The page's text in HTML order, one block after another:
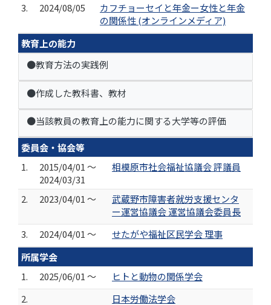
3.
2024/08/05
カフチョーセイと年金ー女性と年金
の関係性 (オンラインメディア)
教育上の能力
●教育方法の実践例
●作成した教科書、教材
●当該教員の教育上の能力に関する大学等の評価
委員会・協会等
1.
2015/04/01 ～
2024/03/31
相模原市社会福祉協議会 評議員
2. 2023/04/01 ～
武蔵野市障害者就労支援センタ
ー運営協議会 運営協議会委員長
3.
2024/04/01 ～
せたがや福祉区民学会 理事
所属学会
1.
2025/06/01 ～
ヒトと動物の関係学会
2.
日本労働法学会